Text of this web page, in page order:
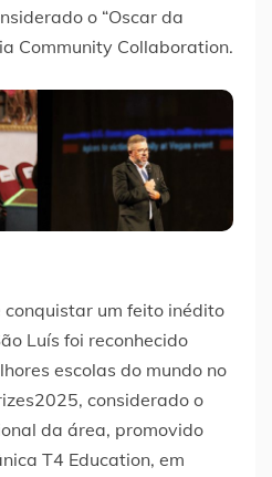
o “Oscar da
Community Collaboration.
um feito inédito
Luís foi reconhecido
escolas do mundo no
considerado o
da área, promovido
T4 Education, em